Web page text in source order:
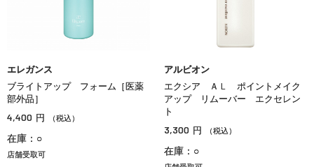
エレガンス
ブライトアップ フォーム［医薬
部外品］
4,400 円 （税込）
在庫：○
店舗受取可
アルビオン
エクシア ＡＬ ポイントメイク
アップ リムーバー エクセレン
ト
3,300 円 （税込）
在庫：○